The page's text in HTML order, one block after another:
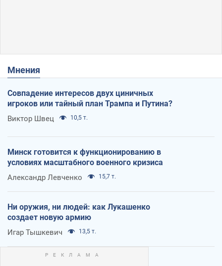
Мнения
Совпадение интересов двух циничных
игроков или тайный план Трампа и Путина?
Виктор Швец 10,5 т.
Минск готовится к функционированию в
условиях масштабного военного кризиса
Александр Левченко 15,7 т.
Ни оружия, ни людей: как Лукашенко
создает новую армию
Игар Тышкевич 13,5 т.